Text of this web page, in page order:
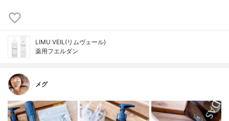
LIMU VEIL(リムヴェール)
薬用フエルダン
メグ